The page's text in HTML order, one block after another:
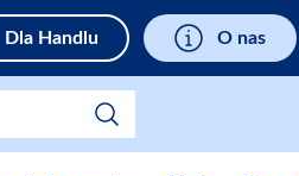
Dla Handlu O nas